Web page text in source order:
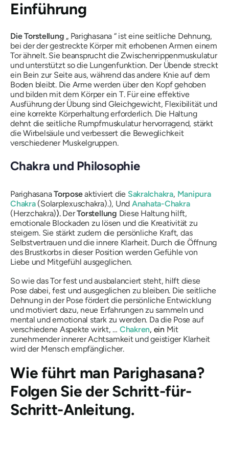
Einführung
Die Torstellung „ Parighasana “ ist eine seitliche Dehnung,
bei der der gestreckte Körper mit erhobenen Armen einem
Tor ähnelt. Sie beansprucht die Zwischenrippenmuskulatur
und unterstützt so die Lungenfunktion. Der Übende streckt
ein Bein zur Seite aus, während das andere Knie auf dem
Boden bleibt. Die Arme werden über den Kopf gehoben
und bilden mit dem Körper ein T. Für eine effektive
Ausführung der Übung sind Gleichgewicht, Flexibilität und
eine korrekte Körperhaltung erforderlich. Die Haltung
dehnt die seitliche Rumpfmuskulatur hervorragend, stärkt
die Wirbelsäule und verbessert die Beweglichkeit
verschiedener Muskelgruppen.
Chakra und Philosophie
ParighasanaTorposeaktiviert die Sakralchakra, Manipura
Chakra(Solarplexuschakra).), Und Anahata-Chakra
(Herzchakra)). DerTorstellung Diese Haltung hilft,
emotionale Blockaden zu lösen und die Kreativität zu
steigern. Sie stärkt zudem die persönliche Kraft, das
Selbstvertrauen und die innere Klarheit. Durch die Öffnung
des Brustkorbs in dieser Position werden Gefühle von
Liebe und Mitgefühl ausgeglichen.
So wie das Tor fest und ausbalanciert steht, hilft diese
Pose dabei, fest und ausgeglichen zu bleiben. Die seitliche
Dehnung in der Pose fördert die persönliche Entwicklung
und motiviert dazu, neue Erfahrungen zu sammeln und
mental und emotional stark zu werden. Da die Pose auf
verschiedene Aspekte wirkt, … Chakren, ein Mit
zunehmender innerer Achtsamkeit und geistiger Klarheit
wird der Mensch empfänglicher.
Wie führt man Parighasana?
Folgen Sie der Schritt-für-
Schritt-Anleitung.